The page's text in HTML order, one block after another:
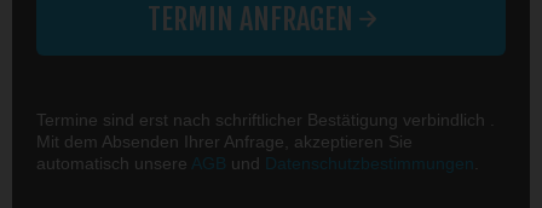
TERMIN ANFRAGEN
Termine sind erst nach schriftlicher Bestätigung verbindlich .
Mit dem Absenden Ihrer Anfrage, akzeptieren Sie
automatisch unsere AGB und Datenschutzbestimmungen